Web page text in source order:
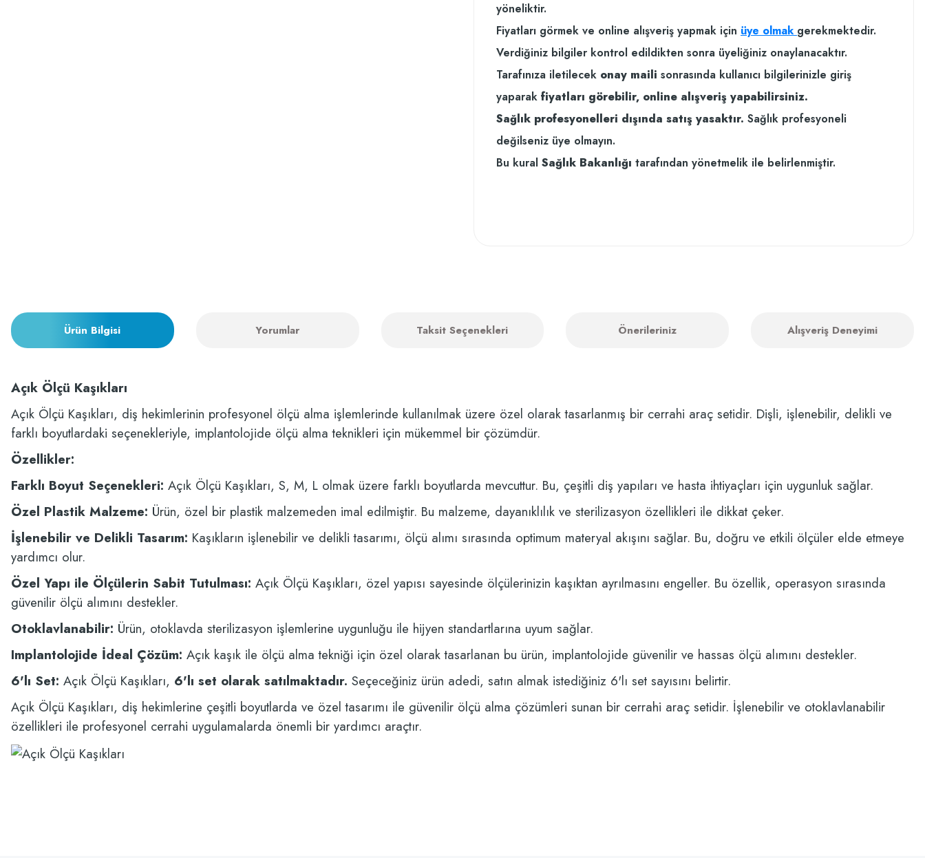
yöneliktir.
Fiyatları görmek ve online alışveriş yapmak için üye olmak gerekmektedir.
Verdiğiniz bilgiler kontrol edildikten sonra üyeliğiniz onaylanacaktır.
Tarafınıza iletilecek onay maili sonrasında kullanıcı bilgilerinizle giriş
yaparak fiyatları görebilir, online alışveriş yapabilirsiniz.
Sağlık profesyonelleri dışında satış yasaktır. Sağlık profesyoneli
değilseniz üye olmayın.
Bu kural Sağlık Bakanlığı tarafından yönetmelik ile belirlenmiştir.
Ürün Bilgisi Yorumlar Taksit Seçenekleri Önerileriniz Alışveriş Deneyimi
Açık Ölçü Kaşıkları
Açık Ölçü Kaşıkları, diş hekimlerinin profesyonel ölçü alma işlemlerinde kullanılmak üzere özel olarak tasarlanmış bir cerrahi araç setidir. Dişli, işlenebilir, delikli ve
farklı boyutlardaki seçenekleriyle, implantolojide ölçü alma teknikleri için mükemmel bir çözümdür.
Özellikler:
Farklı Boyut Seçenekleri: Açık Ölçü Kaşıkları, S, M, L olmak üzere farklı boyutlarda mevcuttur. Bu, çeşitli diş yapıları ve hasta ihtiyaçları için uygunluk sağlar.
Özel Plastik Malzeme: Ürün, özel bir plastik malzemeden imal edilmiştir. Bu malzeme, dayanıklılık ve sterilizasyon özellikleri ile dikkat çeker.
İşlenebilir ve Delikli Tasarım: Kaşıkların işlenebilir ve delikli tasarımı, ölçü alımı sırasında optimum materyal akışını sağlar. Bu, doğru ve etkili ölçüler elde etmeye
yardımcı olur.
Özel Yapı ile Ölçülerin Sabit Tutulması: Açık Ölçü Kaşıkları, özel yapısı sayesinde ölçülerinizin kaşıktan ayrılmasını engeller. Bu özellik, operasyon sırasında
güvenilir ölçü alımını destekler.
Otoklavlanabilir: Ürün, otoklavda sterilizasyon işlemlerine uygunluğu ile hijyen standartlarına uyum sağlar.
Implantolojide İdeal Çözüm: Açık kaşık ile ölçü alma tekniği için özel olarak tasarlanan bu ürün, implantolojide güvenilir ve hassas ölçü alımını destekler.
6'lı Set: Açık Ölçü Kaşıkları, 6'lı set olarak satılmaktadır. Seçeceğiniz ürün adedi, satın almak istediğiniz 6'lı set sayısını belirtir.
Açık Ölçü Kaşıkları, diş hekimlerine çeşitli boyutlarda ve özel tasarımı ile güvenilir ölçü alma çözümleri sunan bir cerrahi araç setidir. İşlenebilir ve otoklavlanabilir
özellikleri ile profesyonel cerrahi uygulamalarda önemli bir yardımcı araçtır.